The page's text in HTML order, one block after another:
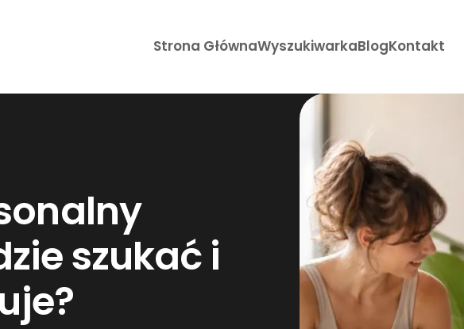
Strona GłównaWyszukiwarkaBlogKontakt
szukać i